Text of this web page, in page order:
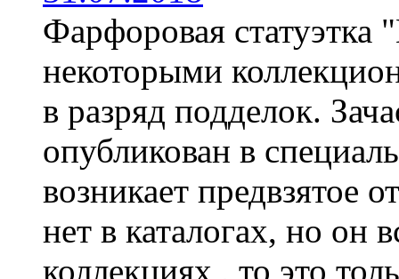
Фарфоровая статуэтка
некоторыми
в разряд подделок.
опубликован в
возникает предвзятое
нет в каталогах, но он
коллекциях , то это